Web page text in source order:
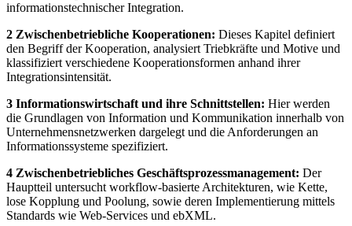
informationstechnischer Integration.
2 Zwischenbetriebliche Kooperationen: Dieses Kapitel definiert
den Begriff der Kooperation, analysiert Triebkräfte und Motive und
klassifiziert verschiedene Kooperationsformen anhand ihrer
Integrationsintensität.
3 Informationswirtschaft und ihre Schnittstellen: Hier werden
die Grundlagen von Information und Kommunikation innerhalb von
Unternehmensnetzwerken dargelegt und die Anforderungen an
Informationssysteme spezifiziert.
4 Zwischenbetriebliches Geschäftsprozessmanagement: Der
Hauptteil untersucht workflow-basierte Architekturen, wie Kette,
lose Kopplung und Poolung, sowie deren Implementierung mittels
Standards wie Web-Services und ebXML.